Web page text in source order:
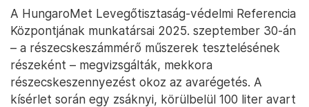
A HungaroMet Levegőtisztaság-védelmi Referencia
Központjának munkatársai 2025. szeptember 30-án
– a részecskeszámmérő műszerek tesztelésének
részeként – megvizsgálták, mekkora
részecskeszennyezést okoz az avarégetés. A
kísérlet során egy zsáknyi, körülbelül 100 liter avart